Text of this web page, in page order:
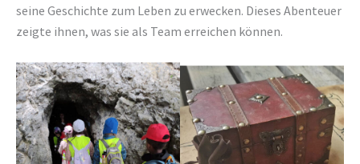
seine Geschichte zum Leben zu erwecken. Dieses Abenteuer
zeigte ihnen, was sie als Team erreichen können.